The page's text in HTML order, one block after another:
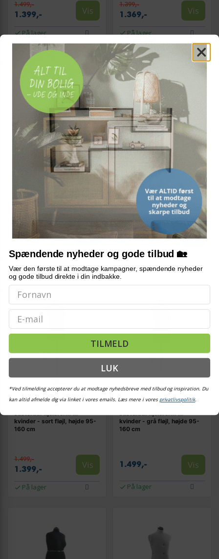
1.499,-
1.399,- Vis
På lager
1.399,-
1.369,- Vis
På lager
Justerbar kjoleform til
kvinder - sort fløjl, str. S
1.319,-
1.279,- Vis
På lager
Justerbar kjoleform til
kvinder - grå fløjl, højde 95-
160 cm
1.499,- Vis
På lager
kvinder - sort fløjl, højde 95-
160 cm
1.499,-
1.399,- Vis
På lager
kvinder - grå fløjl, højde 95-
160 cm
1.499,- Vis
På lager
Spændende nyheder og gode tilbud 🏡
Vær den første til at modtage kampagner, spændende nyheder
og gode tilbud direkte i din indbakke.
Email
TILMELD
LUK
*Ved tilmelding accepterer du at modtage nyhedsbreve med tilbud og inspiration. Du
kan altid afmelde dig via linket i vores emails. Læs mere i vores privatlivspolitik.